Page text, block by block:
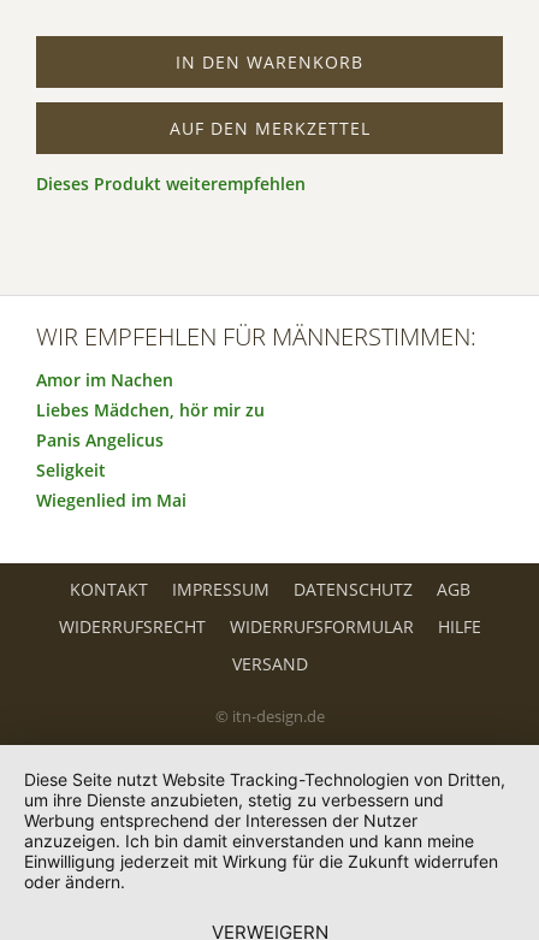
IN DEN WARENKORB
AUF DEN MERKZETTEL
Dieses Produkt weiterempfehlen
WIR EMPFEHLEN FÜR MÄNNERSTIMMEN:
Amor im Nachen
Liebes Mädchen, hör mir zu
Panis Angelicus
Seligkeit
Wiegenlied im Mai
KONTAKT IMPRESSUM DATENSCHUTZ
AGB
WIDERRUFSRECHT
WIDERRUFSFORMULAR
HILFE
VERSAND
© itn-design.de
Diese Seite nutzt Website Tracking-Technologien von Dritten,
um ihre Dienste anzubieten, stetig zu verbessern und
Werbung entsprechend der Interessen der Nutzer
anzuzeigen. Ich bin damit einverstanden und kann meine
Einwilligung jederzeit mit Wirkung für die Zukunft widerrufen
oder ändern.
VERWEIGERN